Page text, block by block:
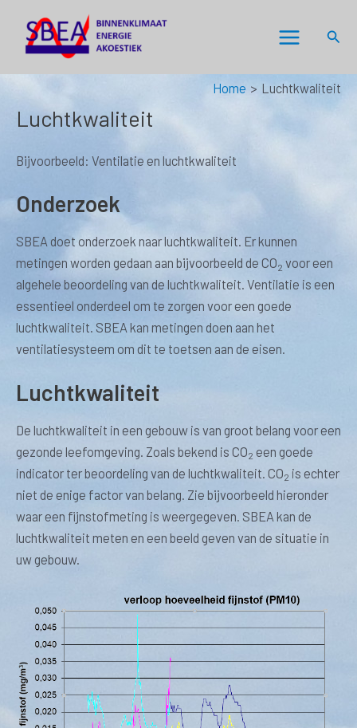
inhoud
Menu
Home Luchtkwaliteit
Luchtkwaliteit
Bijvoorbeeld: Ventilatie en luchtkwaliteit
Onderzoek
SBEA doet onderzoek naar luchtkwaliteit. Er kunnen
metingen worden gedaan aan bijvoorbeeld de CO2 voor een
algehele beoordeling van de luchtkwaliteit. Ventilatie is een
essentieel onderdeel om te zorgen voor een goede
luchtkwaliteit. SBEA kan metingen doen aan het
ventilatiesysteem om dit te toetsen aan de eisen.
Luchtkwaliteit
De luchtkwaliteit in een gebouw is van groot belang voor een
gezonde leefomgeving. Zoals bekend is CO2 een goede
indicator ter beoordeling van de luchtkwaliteit. CO2 is echter
niet de enige factor van belang. Zie bijvoorbeeld hieronder
waar een fijnstofmeting is weergegeven. SBEA kan de
luchtkwaliteit meten en een beeld geven van de situatie in
uw gebouw.